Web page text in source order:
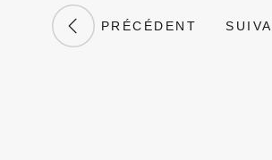
PRÉCÉDENT